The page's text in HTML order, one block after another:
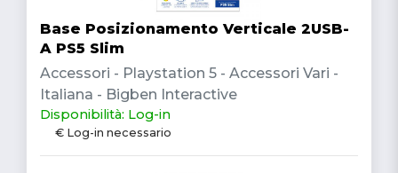
Base Posizionamento Verticale 2USB-
A PS5 Slim
Accessori - Playstation 5 - Accessori Vari -
Italiana - Bigben Interactive
Disponibilità: Log-in
€ Log-in necessario